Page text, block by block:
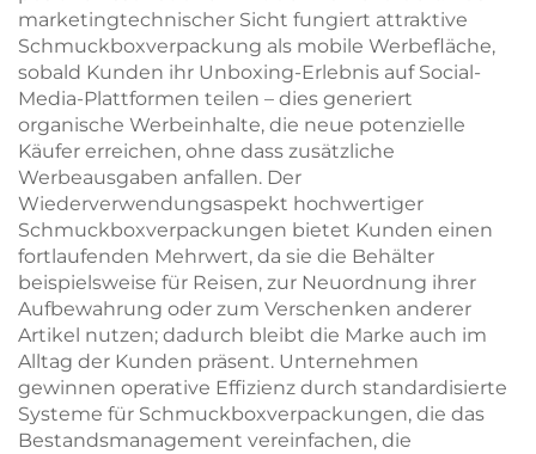
marketingtechnischer Sicht fungiert attraktive
Schmuckboxverpackung als mobile Werbefläche,
sobald Kunden ihr Unboxing-Erlebnis auf Social-
Media-Plattformen teilen – dies generiert
organische Werbeinhalte, die neue potenzielle
Käufer erreichen, ohne dass zusätzliche
Werbeausgaben anfallen. Der
Wiederverwendungsaspekt hochwertiger
Schmuckboxverpackungen bietet Kunden einen
fortlaufenden Mehrwert, da sie die Behälter
beispielsweise für Reisen, zur Neuordnung ihrer
Aufbewahrung oder zum Verschenken anderer
Artikel nutzen; dadurch bleibt die Marke auch im
Alltag der Kunden präsent. Unternehmen
gewinnen operative Effizienz durch standardisierte
Systeme für Schmuckboxverpackungen, die das
Bestandsmanagement vereinfachen, die